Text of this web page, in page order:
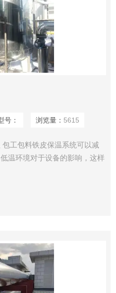
号： 浏览量： 5615
工包料铁皮保温系统可以减
温环境对于设备的影响，这样